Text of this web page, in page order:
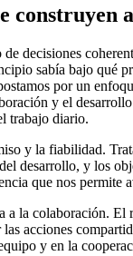
construyen
de decisiones
sabía bajo qué
por un
y el
trabajo diario.
y la fiabilidad.
desarrollo, y los
que nos permite
a la colaboración. El
acciones
y en la